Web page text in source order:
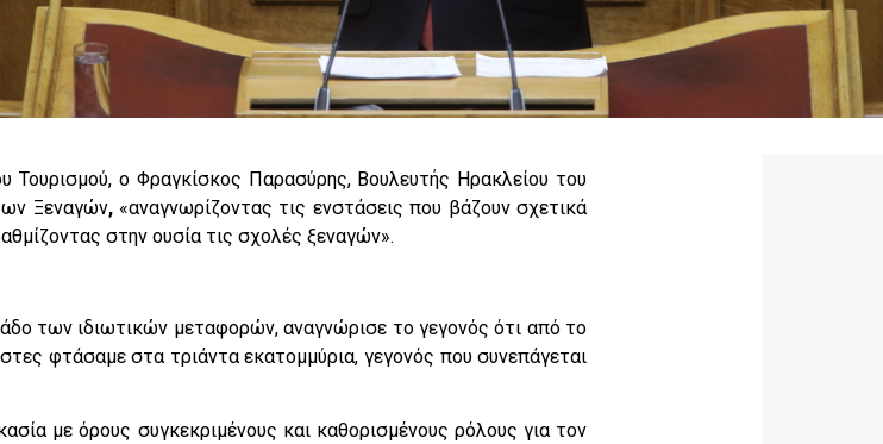
Τουρισμού, ο Φραγκίσκος Παρασύρης, Βουλευτής Ηρακλείου του
Ξεναγών,«αναγνωρίζοντας τις ενστάσεις που βάζουν σχετικά
στην ουσία τις σχολές ξεναγών».
των ιδιωτικών μεταφορών, αναγνώρισε το γεγονός ότι από το
φτάσαμε στα τριάντα εκατομμύρια, γεγονός που συνεπάγεται
με όρους συγκεκριμένους και καθορισμένους ρόλους για τον